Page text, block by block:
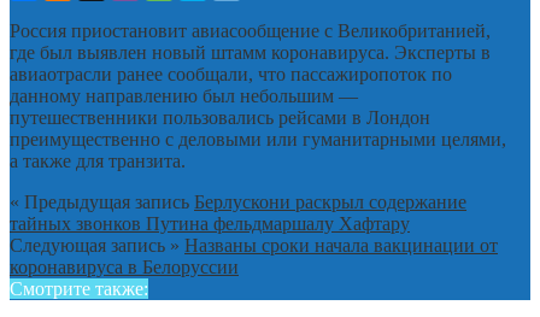
Россия приостановит авиасообщение с Великобританией,
где был выявлен новый штамм коронавируса. Эксперты в
авиаотрасли ранее сообщали, что пассажиропоток по
данному направлению был небольшим —
путешественники пользовались рейсами в Лондон
преимущественно с деловыми или гуманитарными целями,
а также для транзита.
« Предыдущая запись Берлускони раскрыл содержание
тайных звонков Путина фельдмаршалу Хафтару
Следующая запись » Названы сроки начала вакцинации от
коронавируса в Белоруссии
Смотрите также: